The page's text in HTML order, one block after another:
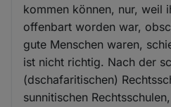
kommen können, nur, weil
offenbart worden war,
gute Menschen waren,
ist nicht richtig. Nach der
(dschafaritischen)
sunnitischen